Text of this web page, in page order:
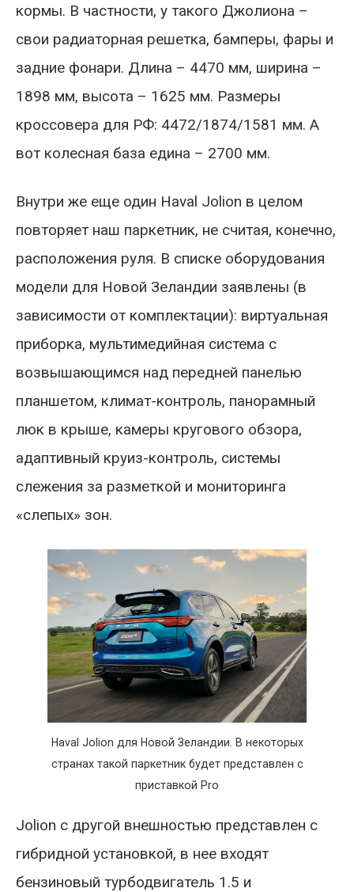
кормы. В частности, у такого Джолиона –
свои радиаторная решетка, бамперы, фары и
задние фонари. Длина – 4470 мм, ширина –
1898 мм, высота – 1625 мм. Размеры
кроссовера для РФ: 4472/1874/1581 мм. А
вот колесная база едина – 2700 мм.
Внутри же еще один Haval Jolion в целом
повторяет наш паркетник, не считая, конечно,
расположения руля. В списке оборудования
модели для Новой Зеландии заявлены (в
зависимости от комплектации): виртуальная
приборка, мультимедийная система с
возвышающимся над передней панелью
планшетом, климат-контроль, панорамный
люк в крыше, камеры кругового обзора,
адаптивный круиз-контроль, системы
слежения за разметкой и мониторинга
«слепых» зон.
Haval Jolion для Новой Зеландии. В некоторых
странах такой паркетник будет представлен с
приставкой Pro
Jolion с другой внешностью представлен с
гибридной установкой, в нее входят
бензиновый турбодвигатель 1.5 и